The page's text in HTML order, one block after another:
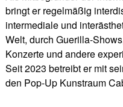
bringt er regelmäßig
intermediale und
Welt, durch Guerilla-
Konzerte und andere
Seit 2023 betreibt er mit
den Pop-Up Kunstraum